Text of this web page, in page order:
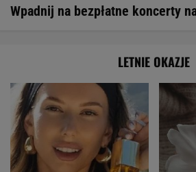
Wpadnij na bezpłatne koncerty
LETNIE OKAZJE